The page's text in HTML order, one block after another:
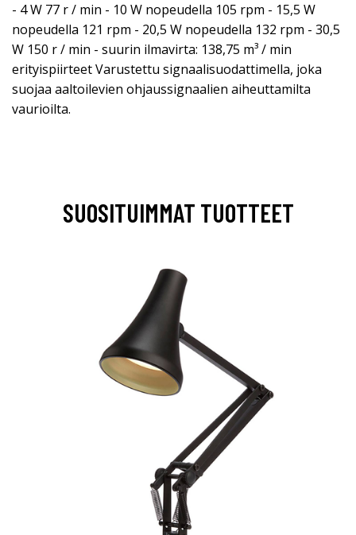
- 4 W 77 r / min - 10 W nopeudella 105 rpm - 15,5 W
nopeudella 121 rpm - 20,5 W nopeudella 132 rpm - 30,5
W 150 r / min - suurin ilmavirta: 138,75 m³ / min
erityispiirteet Varustettu signaalisuodattimella, joka
suojaa aaltoilevien ohjaussignaalien aiheuttamilta
vaurioilta.
SUOSITUIMMAT TUOTTEET